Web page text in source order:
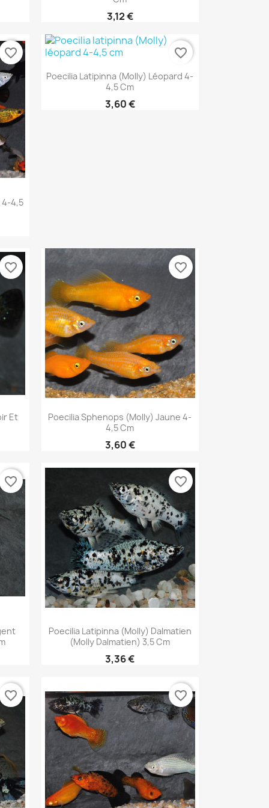
3,12 €
4-4,5
favorite_border
Aperçu rapide
Poecilia Latipinna (Molly) Léopard 4-
4,5 Cm
3,60 €
favorite_border
Et
favorite_border
 Aperçu rapide
Poecilia Sphenops (Molly) Jaune 4-
4,5 Cm
3,60 €
favorite_border
favorite_border
Aperçu rapide
Poecilia Latipinna (Molly) Dalmatien
(Molly Dalmatien) 3,5 Cm
3,36 €
favorite_border
favorite_border favorite_border